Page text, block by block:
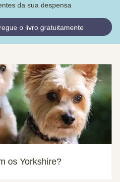
da sua despensa
o livro gratuitamente
os Yorkshire?